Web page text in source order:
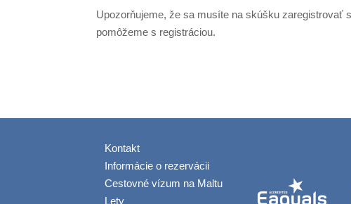
Upozorňujeme, že sa musíte na skúšku zaregistrovať
pomôžeme s registráciou.
Kontakt
Informácie o rezervácii
Cestovné vízum na Maltu
Lety